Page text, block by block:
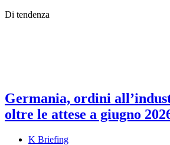
Di tendenza
Germania, ordini
oltre le attese a giugno
K Briefing